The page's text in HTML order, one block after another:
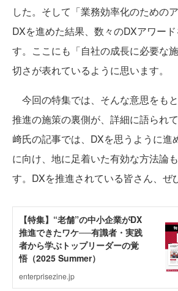
した。そして「業務効率化のための
DXを進めた結果、数々のDXアワー
す。ここにも「自社の成長に必要な
切さが表れているように思います。
今回の特集では、そんな意思をも
推進の施策の裏側が、詳細に語られ
﨑氏の記事では、DXを思うように進
に向け、地に足着いた有効な方法論
す。DXを推進されている皆さん、ぜ